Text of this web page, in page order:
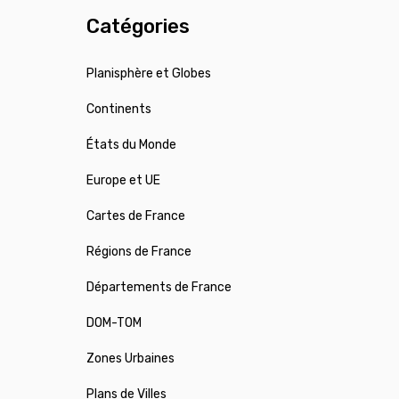
Catégories
Planisphère et Globes
Continents
États du Monde
Europe et UE
Cartes de France
Régions de France
Départements de France
DOM-TOM
Zones Urbaines
Plans de Villes